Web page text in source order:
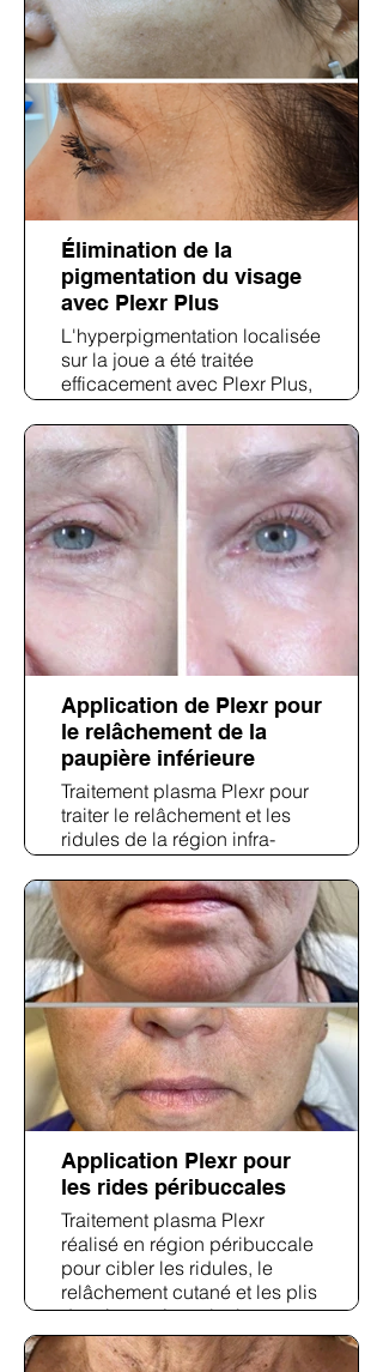
significatif et une réduction
des poches et des plis sous
les yeux.
Élimination de la
pigmentation du visage
avec Plexr Plus
L'hyperpigmentation localisée
sur la joue a été traitée
efficacement avec Plexr Plus,
ce qui a donné une peau plus
claire et plus uniforme sans
procédures invasives.
Application de Plexr pour
le relâchement de la
paupière inférieure
Traitement plasma Plexr pour
traiter le relâchement et les
ridules de la région infra-
orbitaire. Les résultats post-
traitement montrent un
raffermissement notable et
une peau plus lisse sous les
yeux.
Application Plexr pour
les rides péribuccales
Traitement plasma Plexr
réalisé en région péribuccale
pour cibler les ridules, le
relâchement cutané et les plis
dermiques. Les résultats post-
traitement révèlent un lissage
visible et une meilleure